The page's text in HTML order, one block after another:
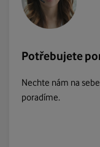
Potřebujete
Nechte nám na
poradíme.